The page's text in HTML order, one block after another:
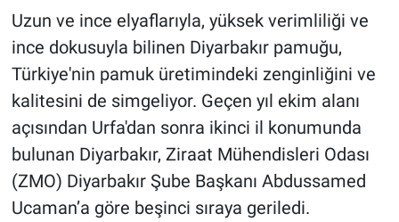
Uzun ve ince elyaflarıyla, yüksek verimliliği ve
ince dokusuyla bilinen Diyarbakır pamuğu,
Türkiye'nin pamuk üretimindeki zenginliğini ve
kalitesini de simgeliyor. Geçen yıl ekim alanı
açısından Urfa'dan sonra ikinci il konumunda
bulunan Diyarbakır, Ziraat Mühendisleri Odası
(ZMO) Diyarbakır Şube Başkanı Abdussamed
Ucaman’a göre beşinci sıraya geriledi.